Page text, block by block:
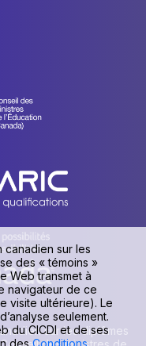
sur les diplômes
canadien sur les
des « témoins »
Web transmet à
navigateur de ce
visite ultérieure). Le
seulement.
du CICDI et de ses
desConditions